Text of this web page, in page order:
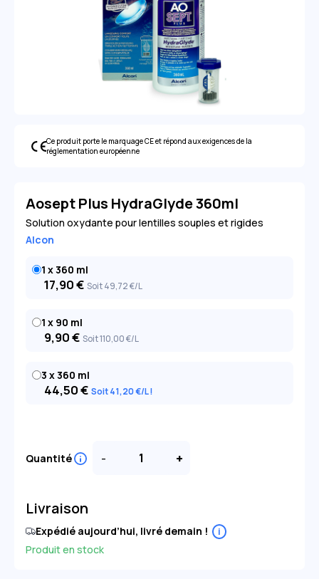
Ce produit porte le marquage CE et répond aux exigences de la
réglementation européenne
Aosept Plus HydraGlyde 360ml
Solution oxydante pour lentilles souples et rigides
Alcon
1 x 360 ml
17,90€ Soit 49,72 €/L
1 x 90 ml
9,90€ Soit 110,00 €/L
3 x 360 ml
44,50€ Soit 41,20€/L
Quantité - +
Livraison
Produit en stock
Expédié aujourd’hui, livré demain ! i